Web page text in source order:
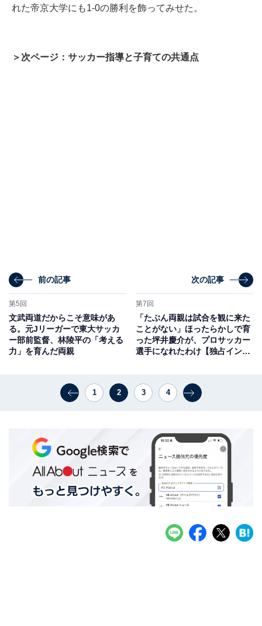
れた帝京大学にも1-0の勝利を飾ってみせた。
＞次ページ：サッカー指導と子育ての共通点
前の記事
第5回
文武両道だからこそ意味があ
る。元Jリーガーで東大サッカ
ー部前監督、林陵平の「考える
力」を育んだ両親
次の記事
第7回
「たぶん両親は試合を観に来た
ことがない」ほったらかしで育
った坪井慶介が、プロサッカー
選手になれたわけ【独占インタ
1 2 3 4